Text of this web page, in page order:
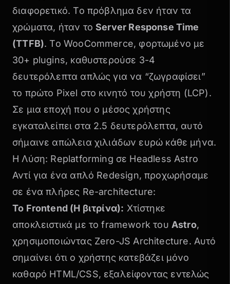
διαφορετικό. Το πρόβλημα δεν ήταν τα
χρώματα, ήταν τοServer Response Time
(TTFB). Το WooCommerce, φορτωμένο με
30+ plugins, καθυστερούσε 3-4
δευτερόλεπτα απλώς για να “ζωγραφίσει”
το πρώτο Pixel στο κινητό του χρήστη (LCP).
Σε μια εποχή που ο μέσος χρήστης
εγκαταλείπει στα 2.5 δευτερόλεπτα, αυτό
σήμαινε απώλεια χιλιάδων ευρώ κάθε μήνα.
Η Λύση: Replatforming σε Headless Astro
Αντί για ένα απλό Redesign, προχωρήσαμε
σε ένα πλήρες Re-architecture:
Το Frontend (Η βιτρίνα): Χτίστηκε
αποκλειστικά με το framework του Astro,
χρησιμοποιώντας Zero-JS Architecture. Αυτό
σημαίνει ότι ο χρήστης κατεβάζει μόνο
καθαρό HTML/CSS, εξαλείφοντας εντελώς